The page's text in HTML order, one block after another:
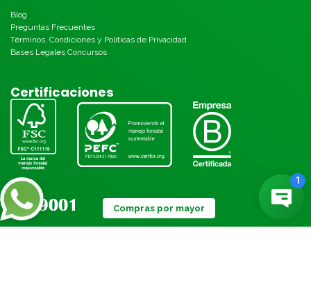
Blog
Preguntas Frecuentes
Términos, Condiciones y Políticas de Privacidad
Bases Legales Concursos
Certificaciones
Compras por mayor